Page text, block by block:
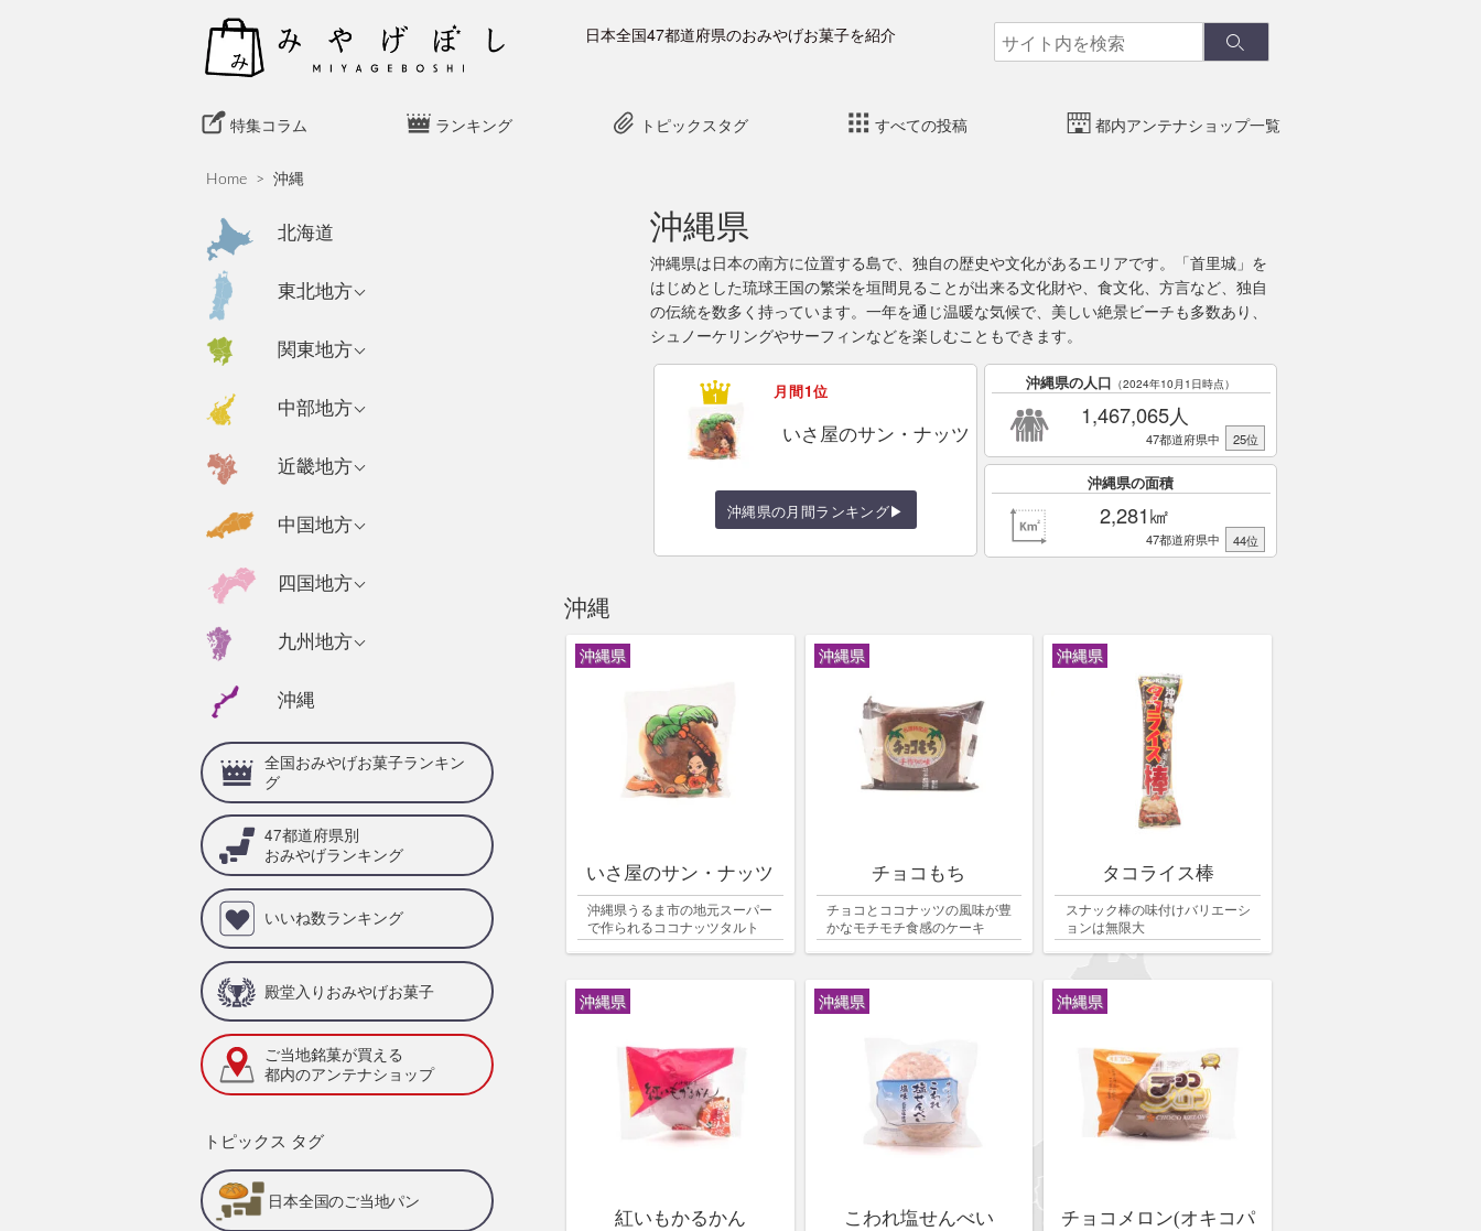
日本全国47都道府県のおみやげお菓子を紹介
検
索
検
特集コラム ランキング トピックスタグ すべての投稿 都内アンテナショップ一覧
Home > 沖縄
北海道
東北地方
青森県のおみやげ
岩手県のおみやげ
山形県のおみやげ
宮城県のおみやげ
関東地方
東京都のおみやげ
神奈川県のおみや
げ
埼玉県のおみやげ
茨城県のおみやげ
栃木県のおみやげ
群馬県のおみやげ
中部地方
新潟県のおみやげ
富山県のおみやげ
静岡県のおみやげ
福井県のおみやげ
山梨県のおみやげ
岐阜県のおみやげ
愛知県のおみやげ
近畿地方
大阪府のおみやげ
京都府のおみやげ
三重県のおみやげ
兵庫県のおみやげ
げ
中国地方
広島県のおみやげ
山口県のおみやげ
島根県のおみやげ
岡山県のおみやげ
鳥取県のおみやげ
四国地方
高知県のおみやげ
香川県のおみやげ
九州地方
福岡県のおみやげ
佐賀県のおみやげ
宮崎県のおみやげ
熊本県のおみやげ
鹿児島県のおみや
げ
長崎県のおみやげ
沖縄
全国おみやげお菓子ランキン
グ
47都道府県別
おみやげランキング
いいね数ランキング
殿堂入りおみやげお菓子
ご当地銘菓が買える
都内のアンテナショップ
トピックス タグ
日本全国のご当地パン
沖縄県
沖縄県は日本の南方に位置する島で、独自の歴史や文化があるエリアです。「首里城」を
はじめとした琉球王国の繁栄を垣間見ることが出来る文化財や、食文化、方言など、独自
の伝統を数多く持っています。一年を通じ温暖な気候で、美しい絶景ビーチも多数あり、
シュノーケリングやサーフィンなどを楽しむこともできます。
月間1位
いさ屋のサン・ナッツ
沖縄県の月間ランキング▶
沖縄県の人口 （2024年10月1日時点）
1,467,065人
47都道府県中 25位
沖縄県の面積
2,281㎢
47都道府県中 44位
沖縄
沖縄県
いさ屋のサン・ナッツ
沖縄県うるま市の地元スーパー
で作られるココナッツタルト
沖縄県
チョコもち
チョコとココナッツの風味が豊
かなモチモチ食感のケーキ
沖縄県
タコライス棒
スナック棒の味付けバリエーシ
ョンは無限大
沖縄県
紅いもかるかん
沖縄県
こわれ塩せんべい
沖縄県
チョコメロン(オキコパ